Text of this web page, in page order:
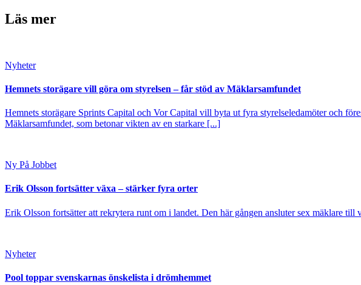
Läs mer
Nyheter
Hemnets storägare vill göra om styrelsen – får stöd av Mäklarsamfundet
Hemnets storägare Sprints Capital och Vor Capital vill byta ut fyra styrelseledamöter och
Mäklarsamfundet, som betonar vikten av en starkare [...]
Ny På Jobbet
Erik Olsson fortsätter växa – stärker fyra orter
Erik Olsson fortsätter att rekrytera runt om i landet. Den här gången ansluter sex mäklare
Nyheter
Pool toppar svenskarnas önskelista i drömhemmet